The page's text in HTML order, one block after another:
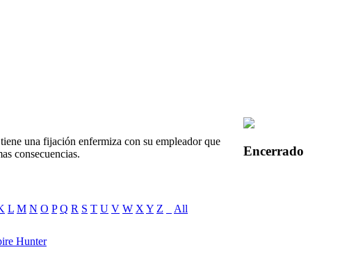
una fijación enfermiza con su empleador que
consecuencias.
L M N O P Q R S T U V W X Y Z
All
Hunter
Encerrado